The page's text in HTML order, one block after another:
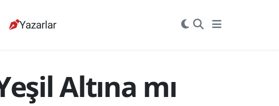
Yazarlar
Altına mı